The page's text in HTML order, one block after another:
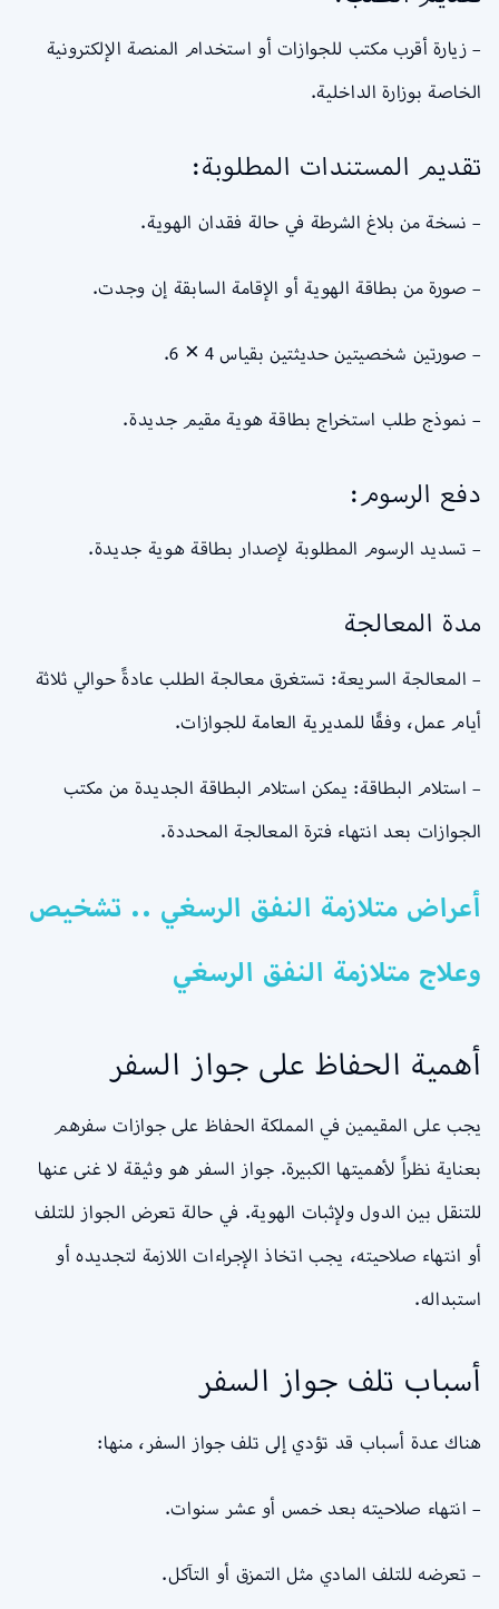
– زيارة أقرب مكتب للجوازات أو استخدام المنصة الإلكترونية
الخاصة بوزارة الداخلية.
تقديم المستندات المطلوبة:
– نسخة من بلاغ الشرطة في حالة فقدان الهوية.
– صورة من بطاقة الهوية أو الإقامة السابقة إن وجدت.
– صورتين شخصيتين حديثتين بقياس 4 × 6.
– نموذج طلب استخراج بطاقة هوية مقيم جديدة.
دفع الرسوم:
– تسديد الرسوم المطلوبة لإصدار بطاقة هوية جديدة.
مدة المعالجة
– المعالجة السريعة: تستغرق معالجة الطلب عادةً حوالي ثلاثة
أيام عمل، وفقًا للمديرية العامة للجوازات.
– استلام البطاقة: يمكن استلام البطاقة الجديدة من مكتب
الجوازات بعد انتهاء فترة المعالجة المحددة.
أعراض متلازمة النفق الرسغي .. تشخيص
وعلاج متلازمة النفق الرسغي
أهمية الحفاظ على جواز السفر
يجب على المقيمين في المملكة الحفاظ على جوازات سفرهم
بعناية نظراً لأهميتها الكبيرة. جواز السفر هو وثيقة لا غنى عنها
للتنقل بين الدول ولإثبات الهوية. في حالة تعرض الجواز للتلف
أو انتهاء صلاحيته، يجب اتخاذ الإجراءات اللازمة لتجديده أو
استبداله.
أسباب تلف جواز السفر
هناك عدة أسباب قد تؤدي إلى تلف جواز السفر، منها:
– انتهاء صلاحيته بعد خمس أو عشر سنوات.
– تعرضه للتلف المادي مثل التمزق أو التآكل.